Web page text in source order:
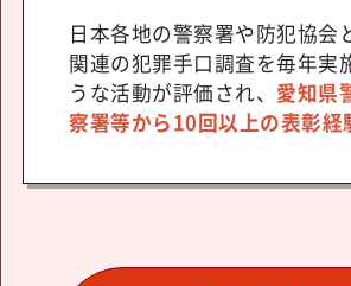
日本各地の警察署や防犯協会
関連の犯罪手口調査を毎年実
うな活動が評価され、 愛知県
察署等から10回以上の表彰経